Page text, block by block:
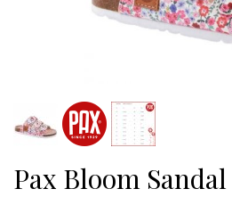
Pax Bloom